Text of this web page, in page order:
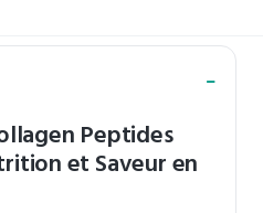
Peptides
et Saveur en